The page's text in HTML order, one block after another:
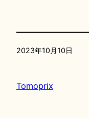
2023年10月10日
Tomoprix